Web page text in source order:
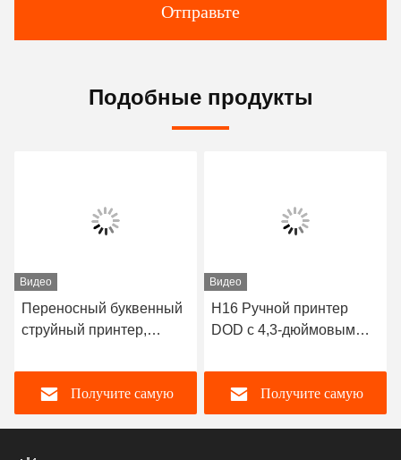
Отправьте
Подобные продукты
Видео
Переносный буквенный
струйный принтер,
проницаемых или
непроницаемых
материалах
Получите самую
Видео
H16 Ручной принтер
DOD с 4,3-дюймовым
Получите самую